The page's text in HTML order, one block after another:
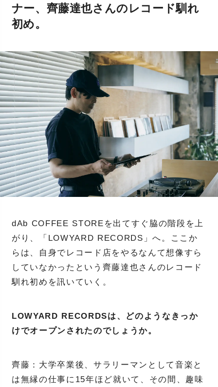
ナー、齊藤達也さんのレコード馴れ
初め。
dAb COFFEE STOREを出てすぐ脇の階段を上
がり、「LOWYARD RECORDS」へ。ここか
らは、自身でレコード店をやるなんて想像すら
していなかったという齊藤達也さんのレコード
馴れ初めを訊いていく。
LOWYARD RECORDSは、どのようなきっか
けでオープンされたのでしょうか。
齊藤：大学卒業後、サラリーマンとして音楽と
は無縁の仕事に15年ほど就いて、その間、趣味